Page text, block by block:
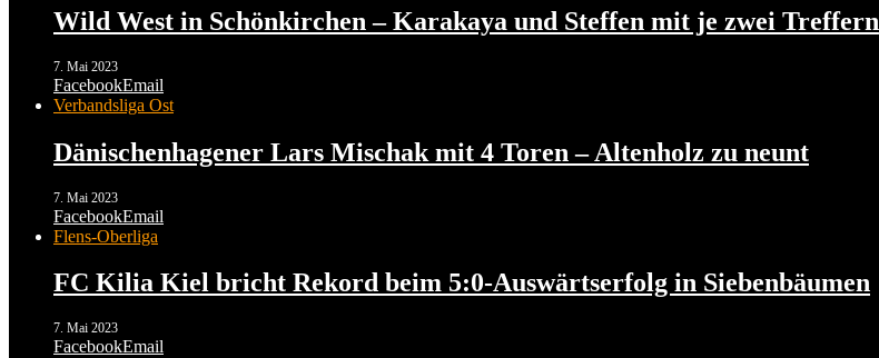
Wild West in Schönkirchen – Karakaya und Steffen mit je zwei Treffern
7. Mai 2023
FacebookEmail
Verbandsliga Ost
Dänischenhagener Lars Mischak mit 4 Toren – Altenholz zu neunt
7. Mai 2023
FacebookEmail
Flens-Oberliga
FC Kilia Kiel bricht Rekord beim 5:0-Auswärtserfolg in Siebenbäumen
7. Mai 2023
FacebookEmail